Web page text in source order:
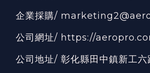
企業採購/
公司網址/ https://
公司地址/ 彰化縣田中鎮新工